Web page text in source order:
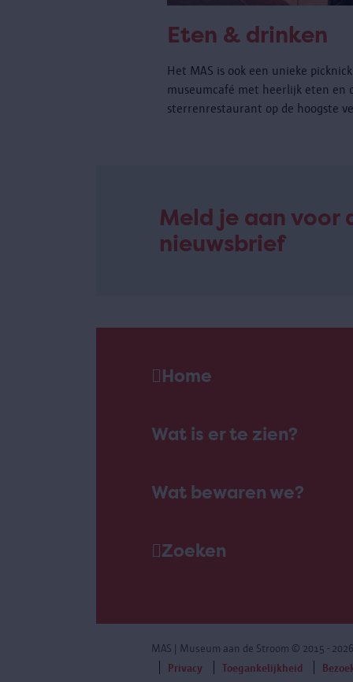
Eten & drinken
Het MAS is ook een unieke
museumcafé met heerlijk eten en
sterrenrestaurant op de hoogste
Meld je aan voor
nieuwsbrief
Home
Wat is er te zien?
Wat bewaren we?
Zoeken
MAS | Museum aan de Stroom © 2015 -
Privacy
Toegankelijkheid